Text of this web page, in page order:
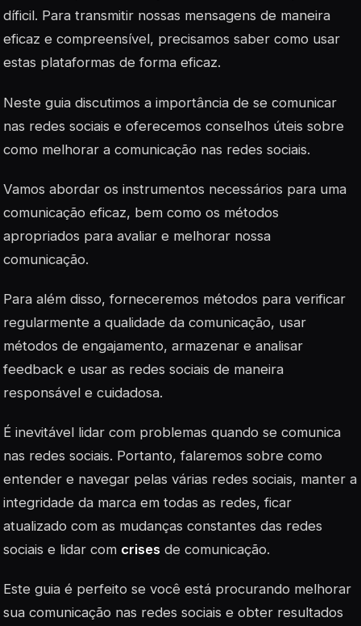
díficil. Para transmitir nossas mensagens de maneira
eficaz e compreensível, precisamos saber como usar
estas plataformas de forma eficaz.
Neste guia discutimos a importância de se comunicar
nas redes sociais e oferecemos conselhos úteis sobre
como melhorar a comunicação nas redes sociais.
Vamos abordar os instrumentos necessários para uma
comunicação eficaz, bem como os métodos
apropriados para avaliar e melhorar nossa
comunicação.
Para além disso, forneceremos métodos para verificar
regularmente a qualidade da comunicação, usar
métodos de engajamento, armazenar e analisar
feedback e usar as redes sociais de maneira
responsável e cuidadosa.
É inevitável lidar com problemas quando se comunica
nas redes sociais. Portanto, falaremos sobre como
entender e navegar pelas várias redes sociais, manter a
integridade da marca em todas as redes, ficar
atualizado com as mudanças constantes das redes
sociais e lidar com crises de comunicação.
Este guia é perfeito se você está procurando melhorar
sua comunicação nas redes sociais e obter resultados